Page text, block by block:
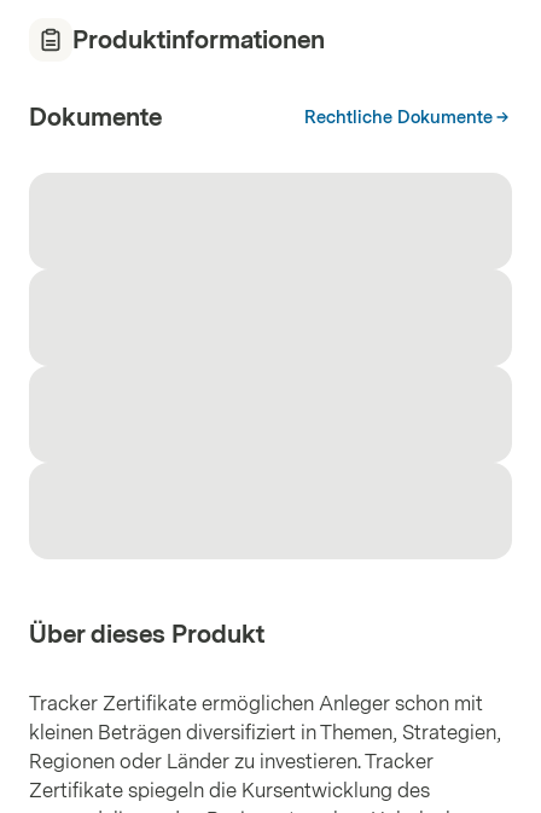
Total :Produktinformationen
Dokumente Rechtliche Dokumente
Über dieses Produkt
Tracker Zertifikate ermöglichen Anleger schon mit
kleinen Beträgen diversifiziert in Themen, Strategien,
Regionen oder Länder zu investieren. Tracker
Zertifikate spiegeln die Kursentwicklung des